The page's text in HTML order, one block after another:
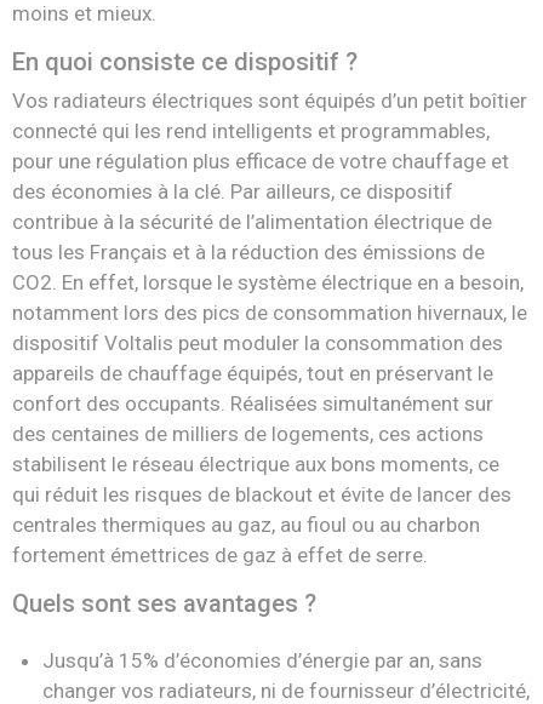
moins et mieux.
En quoi consiste ce dispositif ?
Vos radiateurs électriques sont équipés d’un petit boîtier
connecté qui les rend intelligents et programmables,
pour une régulation plus efficace de votre chauffage et
des économies à la clé. Par ailleurs, ce dispositif
contribue à la sécurité de l’alimentation électrique de
tous les Français et à la réduction des émissions de
CO2. En effet, lorsque le système électrique en a besoin,
notamment lors des pics de consommation hivernaux, le
dispositif Voltalis peut moduler la consommation des
appareils de chauffage équipés, tout en préservant le
confort des occupants. Réalisées simultanément sur
des centaines de milliers de logements, ces actions
stabilisent le réseau électrique aux bons moments, ce
qui réduit les risques de blackout et évite de lancer des
centrales thermiques au gaz, au fioul ou au charbon
fortement émettrices de gaz à effet de serre.
Quels sont ses avantages ?
Jusqu’à 15% d’économies d’énergie par an, sans
changer vos radiateurs, ni de fournisseur d’électricité,